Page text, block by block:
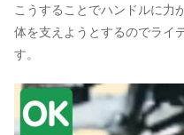
こうすることでハンドルに力
体を支えようとするのでライ
す。